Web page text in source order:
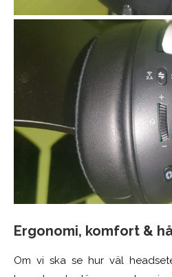
Ergonomi, komfort &
Om vi ska se hur väl